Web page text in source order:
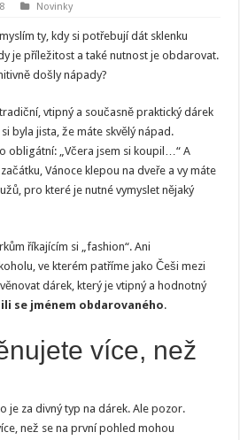
Novinky
ty, kdy si potřebují dát sklenku
je příležitost a také nutnost je obdarovat.
došly nápady?
vtipný a současně praktický dárek
byla jista, že máte skvělý nápad.
obligátní: „Včera jsem si koupil…“ A
Vánoce klepou na dveře a vy máte
pro které je nutné vymyslet nějaký
říkajícím si „fashion“. Ani
ve kterém patříme jako Češi mezi
dárek, který je vtipný a hodnotný
se jménem obdarovaného.
více, než
je za divný typ na dárek. Ale pozor.
než se na první pohled mohou